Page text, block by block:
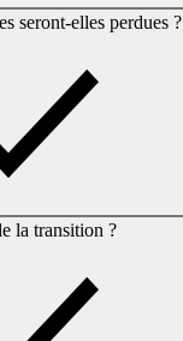
seront-elles perdues ?
la transition ?